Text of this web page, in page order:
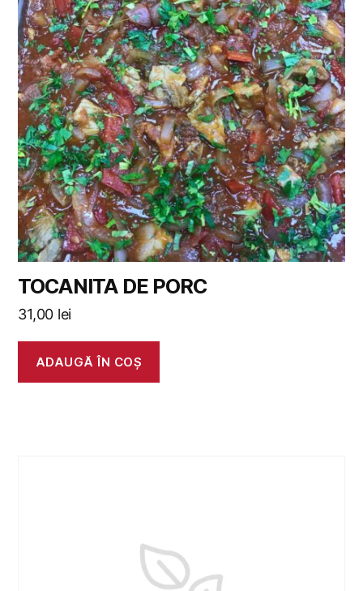
TOCANITA DE PORC
31,00 lei
ADAUGĂ ÎN COȘ